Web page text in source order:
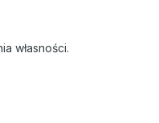
własności.